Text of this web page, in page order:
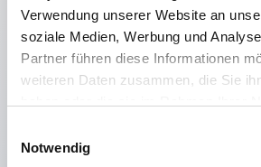
Verwendung unserer Website an
soziale Medien, Werbung und
Partner führen diese Informationen
weiteren Daten zusammen, die Sie
Notwendig
Anwendbar in potenziell
Atmosphären
Bis zu 3 Kontaktblöcke